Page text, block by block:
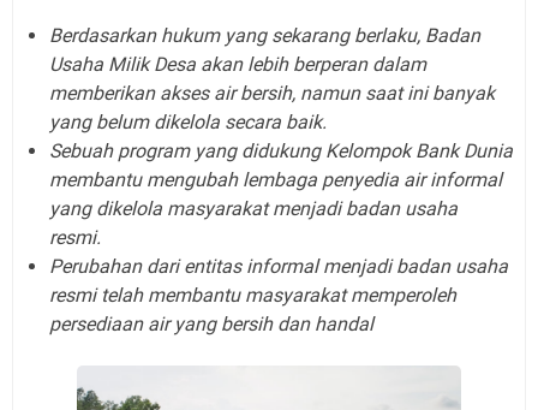
Berdasarkan hukum yang sekarang berlaku, Badan
Usaha Milik Desa akan lebih berperan dalam
memberikan akses air bersih, namun saat ini banyak
yang belum dikelola secara baik.
Sebuah program yang didukung Kelompok Bank Dunia
membantu mengubah lembaga penyedia air informal
yang dikelola masyarakat menjadi badan usaha
resmi.
Perubahan dari entitas informal menjadi badan usaha
resmi telah membantu masyarakat memperoleh
persediaan air yang bersih dan handal